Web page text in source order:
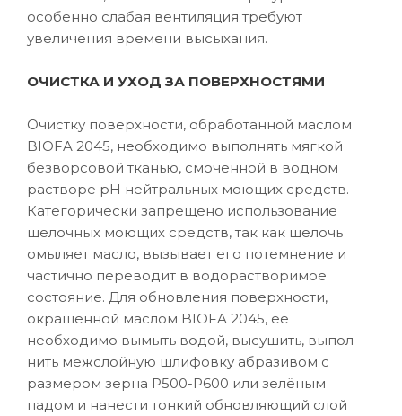
особенно слабая вентиляция требуют
увеличения времени высыхания.
ОЧИСТКА И УХОД ЗА ПОВЕРХНОСТЯМИ
Очистку поверхности, обработанной маслом
BIOFA 2045, необходимо выполнять мягкой
безворсовой тканью, смоченной в водном
растворе рН нейтральных моющих средств.
Категорически запрещено использование
щелочных моющих средств, так как щелочь
омыляет масло, вызывает его потемнение и
частично переводит в водорастворимое
состояние. Для обновления поверхности,
окрашенной маслом BIOFA 2045, её
необходимо вымыть водой, высушить, выпол-
нить межслойную шлифовку абразивом с
размером зерна P500-Р600 или зелёным
падом и нанести тонкий обновляющий слой